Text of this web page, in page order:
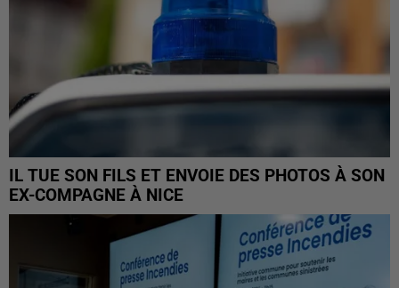
IL TUE SON FILS ET ENVOIE DES PHOTOS À SON
EX-COMPAGNE À NICE